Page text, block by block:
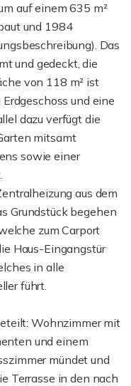
auf einem 635 m²
und 1984
Das
und gedeckt, die
von 118 m² ist
und eine
dazu verfügt die
mitsamt
sowie einer
aus dem
Grundstück begehen
zum Carport
Haus-Eingangstür
in alle
führt.
Wohnzimmer mit
und einem
mündet und
Terrasse in den nach